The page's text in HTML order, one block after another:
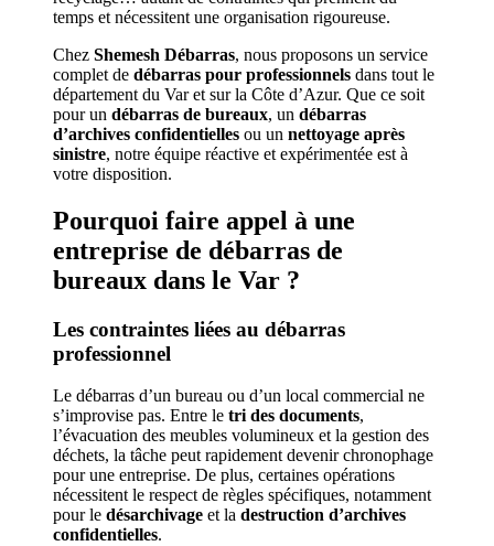
temps et nécessitent une organisation rigoureuse.
Chez Shemesh Débarras, nous proposons un service
complet de débarras pour professionnels dans tout le
département du Var et sur la Côte d’Azur. Que ce soit
pour un débarras de bureaux, un débarras
d’archives confidentielles ou un nettoyage après
sinistre, notre équipe réactive et expérimentée est à
votre disposition.
Pourquoi faire appel à une
entreprise de débarras de
bureaux dans le Var ?
Les contraintes liées au débarras
professionnel
Le débarras d’un bureau ou d’un local commercial ne
s’improvise pas. Entre le tri des documents,
l’évacuation des meubles volumineux et la gestion des
déchets, la tâche peut rapidement devenir chronophage
pour une entreprise. De plus, certaines opérations
nécessitent le respect de règles spécifiques, notamment
pour le désarchivage et la destruction d’archives
confidentielles.